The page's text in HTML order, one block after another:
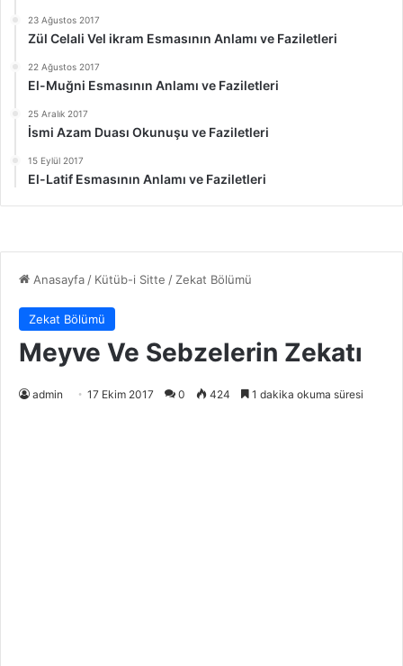
23 Ağustos 2017
Zül Celali Vel ikram Esmasının Anlamı ve Faziletleri
22 Ağustos 2017
El-Muğni Esmasının Anlamı ve Faziletleri
25 Aralık 2017
İsmi Azam Duası Okunuşu ve Faziletleri
15 Eylül 2017
El-Latif Esmasının Anlamı ve Faziletleri